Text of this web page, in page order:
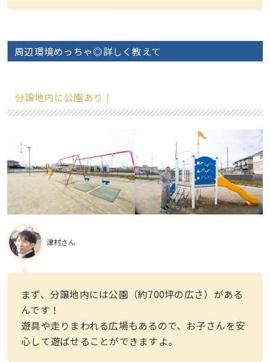
周辺環境めっちゃ◎詳しく教えて
分譲地内に公園あり！
津村さん
まず、分譲地内には公園（約700坪の広さ）がある
んです！
遊具や走りまわれる広場もあるので、お子さんを安
心して遊ばせることができますよ。